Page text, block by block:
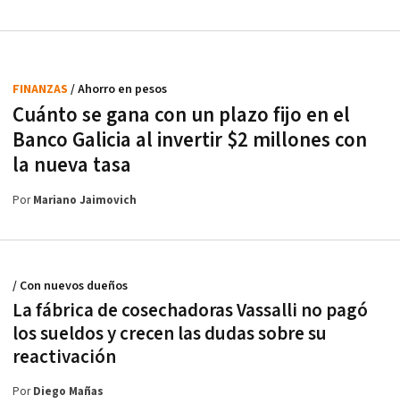
Cuánto se gana con un plazo fijo en el
Banco Galicia al invertir $2 millones con
la nueva tasa
FINANZAS / Ahorro en pesos
PorMariano Jaimovich
La fábrica de cosechadoras Vassalli no pagó
los sueldos y crecen las dudas sobre su
reactivación
/ Con nuevos dueños
PorDiego Mañas